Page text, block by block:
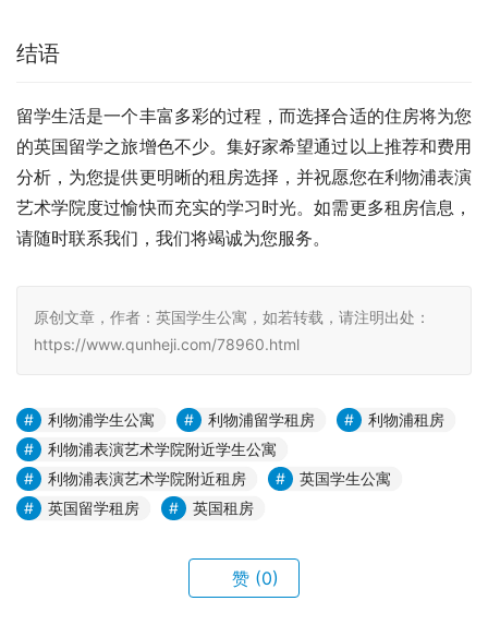
结语
留学生活是一个丰富多彩的过程，而选择合适的住房将为您
的英国留学之旅增色不少。集好家希望通过以上推荐和费用
分析，为您提供更明晰的租房选择，并祝愿您在利物浦表演
艺术学院度过愉快而充实的学习时光。如需更多租房信息，
请随时联系我们，我们将竭诚为您服务。
原创文章，作者：英国学生公寓，如若转载，请注明出处：
https://www.qunheji.com/78960.html
利物浦学生公寓 利物浦留学租房
利物浦租房
利物浦表演艺术学院附近学生公寓
利物浦表演艺术学院附近租房
英国学生公寓
英国留学租房
英国租房
赞 (0)